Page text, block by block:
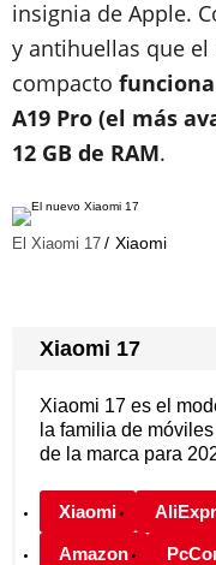
insignia de Apple.
y antihuellas que
compacto
A19 Pro (el más
12 GB de RAM.
El Xiaomi 17 Xiaomi
Xiaomi 17
Xiaomi
Amazon
Xiaomi 17 es el
la familia de
de la marca para